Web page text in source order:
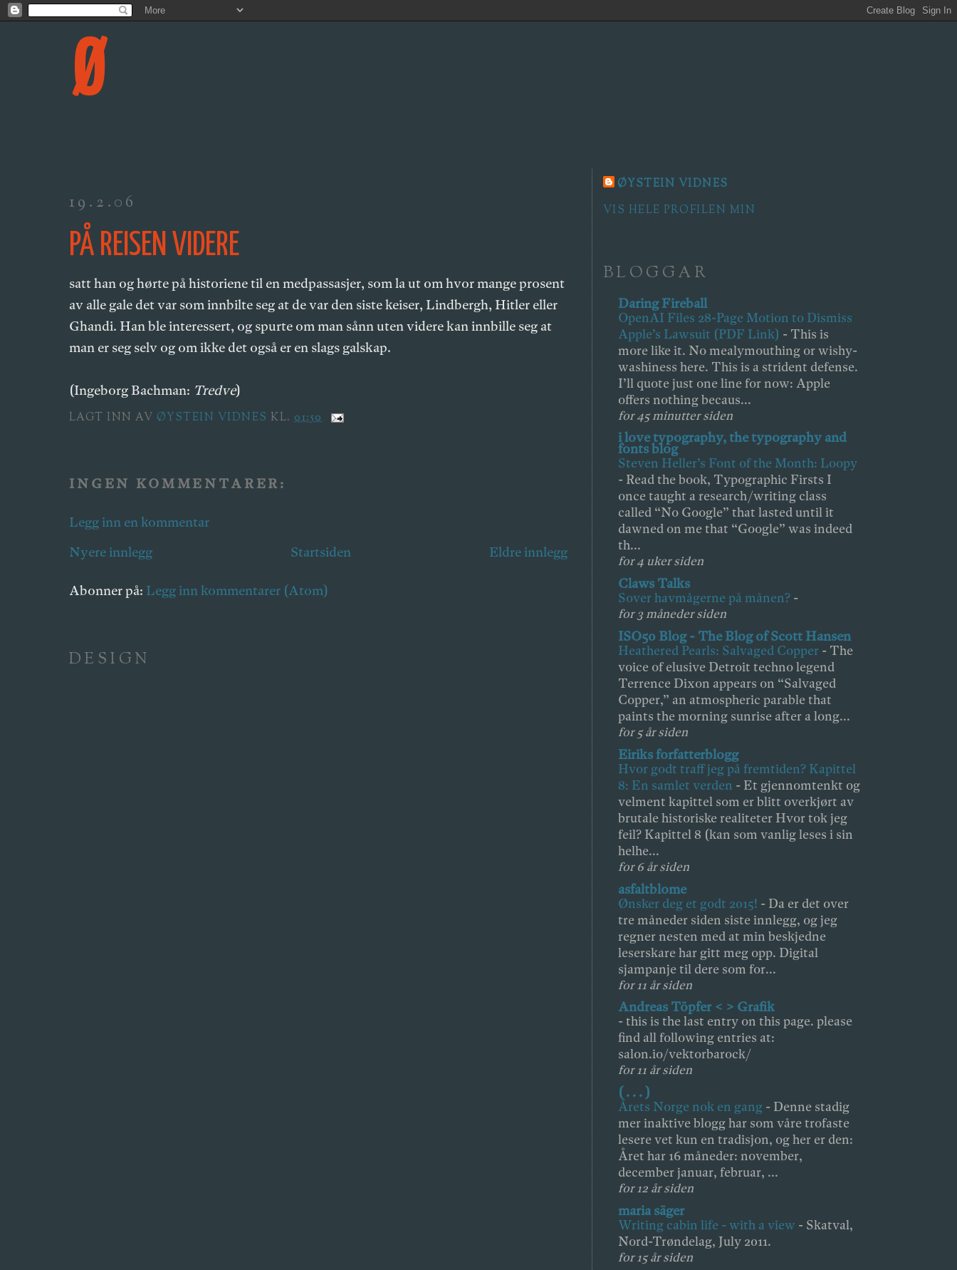
Ø
19.2.06
PÅ REISEN VIDERE
satt han og hørte på historiene til en medpassasjer, som la ut om hvor mange prosent
av alle gale det var som innbilte seg at de var den siste keiser, Lindbergh, Hitler eller
Ghandi. Han ble interessert, og spurte om man sånn uten videre kan innbille seg at
man er seg selv og om ikke det også er en slags galskap.
(Ingeborg Bachman: Tredve)
LAGT INN AV ØYSTEIN VIDNES KL.01:50
INGEN KOMMENTARER:
Legg inn en kommentar
Nyere innlegg
Eldre innlegg
Startsiden
Abonner på: Legg inn kommentarer (Atom)
ØYSTEIN VIDNES
VIS HELE PROFILEN MIN
BLOGGAR
Daring Fireball
OpenAI Files 28-Page Motion to Dismiss
Apple’s Lawsuit (PDF Link) - This is
more like it. No mealymouthing or wishy-
washiness here. This is a strident defense.
I’ll quote just one line for now: Apple
offers nothing becaus...
for 45 minutter siden
i love typography, the typography and
fonts blog
Steven Heller’s Font of the Month: Loopy
- Read the book, Typographic Firsts I
once taught a research/writing class
called “No Google” that lasted until it
dawned on me that “Google” was indeed
th...
for 4 uker siden
Claws Talks
Sover havmågerne på månen? -
for 3 måneder siden
ISO50 Blog - The Blog of Scott Hansen
Heathered Pearls: Salvaged Copper - The
voice of elusive Detroit techno legend
Terrence Dixon appears on “Salvaged
Copper,” an atmospheric parable that
paints the morning sunrise after a long...
for 5 år siden
Eiriks forfatterblogg
Hvor godt traff jeg på fremtiden? Kapittel
8: En samlet verden - Et gjennomtenkt og
velment kapittel som er blitt overkjørt av
brutale historiske realiteter Hvor tok jeg
feil? Kapittel 8 (kan som vanlig leses i sin
helhe...
for 6 år siden
asfaltblome
Ønsker deg et godt 2015! - Da er det over
tre måneder siden siste innlegg, og jeg
regner nesten med at min beskjedne
leserskare har gitt meg opp. Digital
sjampanje til dere som for...
for 11 år siden
Andreas Töpfer < > Grafik
- this is the last entry on this page. please
find all following entries at:
salon.io/vektorbarock/
for 11 år siden
( . . . )
Årets Norge nok en gang - Denne stadig
mer inaktive blogg har som våre trofaste
lesere vet kun en tradisjon, og her er den:
Året har 16 måneder: november,
december januar, februar, ...
for 12 år siden
maria säger
Writing cabin life - with a view - Skatval,
Nord-Trøndelag, July 2011.
for 15 år siden
DESIGN